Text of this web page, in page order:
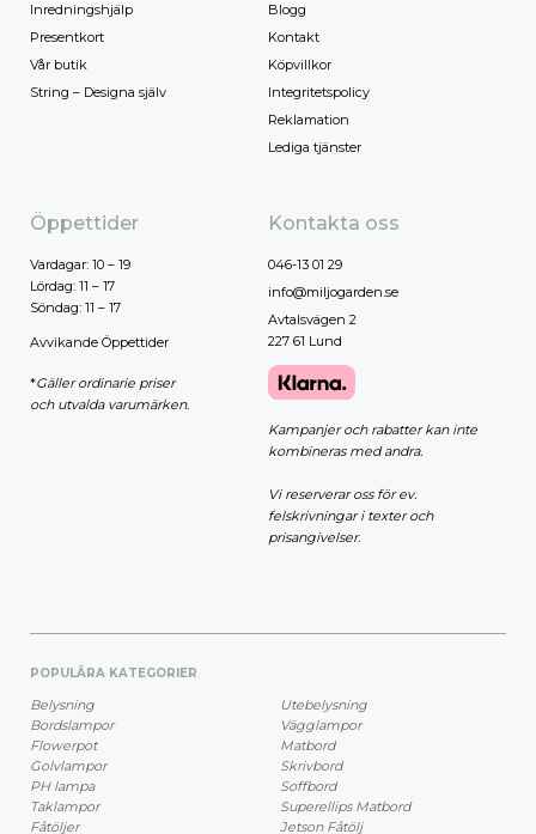
Inredningshjälp
Presentkort
Vår butik
String – Designa själv
Blogg
Kontakt
Köpvillkor
Integritetspolicy
Reklamation
Lediga tjänster
Öppettider
Vardagar: 10 – 19
Lördag: 11 – 17
Söndag: 11 – 17
Avvikande Öppettider
*Gäller ordinarie priser
och utvalda varumärken.
Kontakta oss
046-13 01 29
info@miljogarden.se
Avtalsvägen 2
227 61 Lund
Kampanjer och rabatter kan inte
kombineras med andra.
Vi reserverar oss för ev.
felskrivningar i texter och
prisangivelser.
POPULÄRA KATEGORIER
Belysning
Bordslampor
Flowerpot
Golvlampor
PH lampa
Taklampor
Fåtöljer
Utebelysning
Vägglampor
Matbord
Skrivbord
Soffbord
Superellips Matbord
Jetson Fåtölj